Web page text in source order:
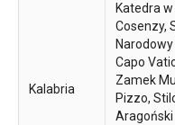
Kalabria
Katedra
Cosenzy,
Capo
Zamek
Pizzo,
Aragoński